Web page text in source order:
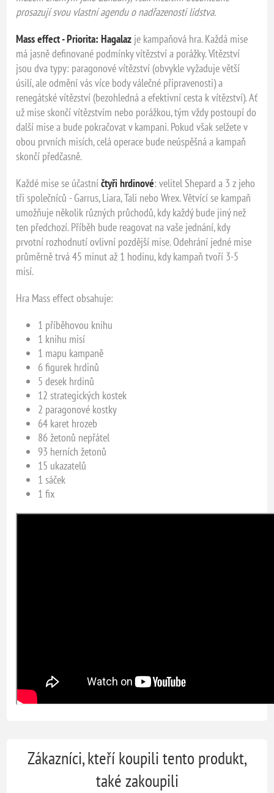
prosazují svou vlastní agendu o nadřazenosti lidstva.
Mass effect - Priorita: Hagalaz je kampaňová hra. Každá mise
má jasně definované podmínky vítězství a porážky. Vítězství
jsou dva typy: paragonové vítězství (obvykle vyžaduje větší
úsilí, ale odmění vás více body válečné připravenosti) a
renegátské vítězství (bezohledná a efektivní cesta k vítězství). Ať
už mise skončí vítězstvím nebo porážkou, tým vždy postoupí do
další mise a bude pokračovat v kampani. Pokud však selžete v
obou prvních misích, celá operace bude neúspěšná a kampaň
skončí předčasně.
Každé mise se účastníčtyři hrdinové: velitel Shepard a 3 z jeho
tři společníců - Garrus, Liara, Tali nebo Wrex. Větvící se kampaň
umožňuje několik různých průchodů, kdy každý bude jiný než
ten předchozí. Příběh bude reagovat na vaše jednání, kdy
prvotní rozhodnutí ovlivní pozdější mise. Odehrání jedné mise
průměrně trvá 45 minut až 1 hodinu, kdy kampaň tvoří 3-5
misí.
Hra Mass effect obsahuje:
1 příběhovou knihu
1 knihu misí
1 mapu kampaně
6 figurek hrdinů
5 desek hrdinů
12 strategických kostek
2 paragonové kostky
64 karet hrozeb
86 žetonů nepřátel
93 herních žetonů
15 ukazatelů
1 sáček
1 fix
Zákazníci, kteří koupili tento produkt,
také zakoupili